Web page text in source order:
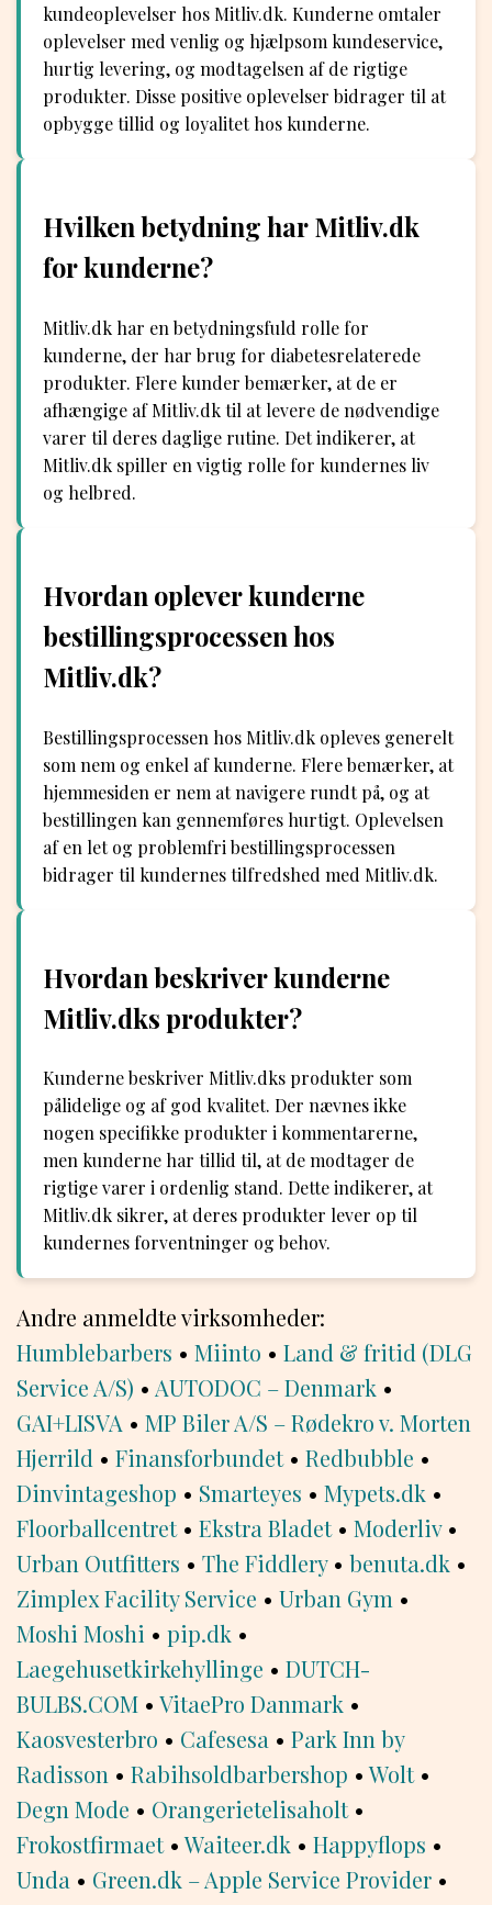
kundeoplevelser hos Mitliv.dk. Kunderne omtaler
oplevelser med venlig og hjælpsom kundeservice,
hurtig levering, og modtagelsen af de rigtige
produkter. Disse positive oplevelser bidrager til at
opbygge tillid og loyalitet hos kunderne.
Hvilken betydning har Mitliv.dk
for kunderne?
Mitliv.dk har en betydningsfuld rolle for
kunderne, der har brug for diabetesrelaterede
produkter. Flere kunder bemærker, at de er
afhængige af Mitliv.dk til at levere de nødvendige
varer til deres daglige rutine. Det indikerer, at
Mitliv.dk spiller en vigtig rolle for kundernes liv
og helbred.
Hvordan oplever kunderne
bestillingsprocessen hos
Mitliv.dk?
Bestillingsprocessen hos Mitliv.dk opleves generelt
som nem og enkel af kunderne. Flere bemærker, at
hjemmesiden er nem at navigere rundt på, og at
bestillingen kan gennemføres hurtigt. Oplevelsen
af en let og problemfri bestillingsprocessen
bidrager til kundernes tilfredshed med Mitliv.dk.
Hvordan beskriver kunderne
Mitliv.dks produkter?
Kunderne beskriver Mitliv.dks produkter som
pålidelige og af god kvalitet. Der nævnes ikke
nogen specifikke produkter i kommentarerne,
men kunderne har tillid til, at de modtager de
rigtige varer i ordenlig stand. Dette indikerer, at
Mitliv.dk sikrer, at deres produkter lever op til
kundernes forventninger og behov.
Andre anmeldte virksomheder:
Humblebarbers • Miinto • Land & fritid (DLG
Service A/S) • AUTODOC – Denmark •
GAI+LISVA • MP Biler A/S – Rødekro v. Morten
Hjerrild • Finansforbundet• Redbubble •
Dinvintageshop • Smarteyes • Mypets.dk •
Floorballcentret• Ekstra Bladet• Moderliv•
Urban Outfitters • The Fiddlery• benuta.dk •
Zimplex Facility Service • Urban Gym •
Moshi Moshi • pip.dk •
Laegehusetkirkehyllinge • DUTCH-
BULBS.COM • VitaePro Danmark •
Kaosvesterbro • Cafesesa • Park Inn by
Radisson • Rabihsoldbarbershop •Wolt•
Degn Mode • Orangerietelisaholt•
Frokostfirmaet•Waiteer.dk • Happyflops •
Unda • Green.dk – Apple Service Provider •